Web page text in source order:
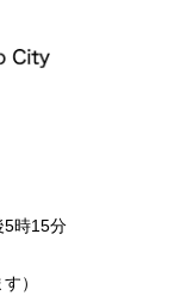
5時15分
）